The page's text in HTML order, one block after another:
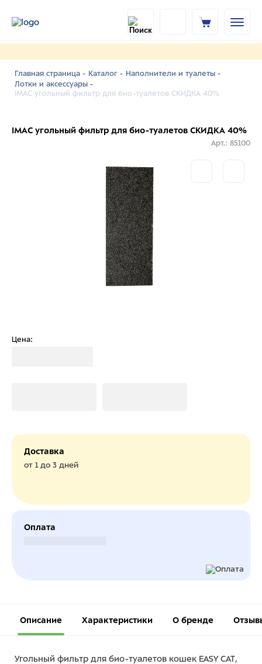
Главная страница - Каталог - Наполнители и туалеты -
Лотки и аксессуары -
IMAC угольный фильтр для био-туалетов СКИДКА 40%
IMAC угольный фильтр для био-туалетов СКИДКА 40%
Арт.: 85100
Цена:
Доставка
от 1 до 3 дней
Оплата
Описание Характеристики О бренде
Угольный фильтр для био-туалетов кошек EASY CAT,